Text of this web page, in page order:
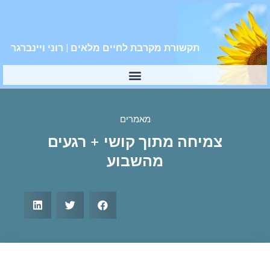
תקשורת מקרבת לחיים מלאים | רוני ויינברגר
מאמרים
צמיחה מתוך קושי + רגעים
מהשבוע